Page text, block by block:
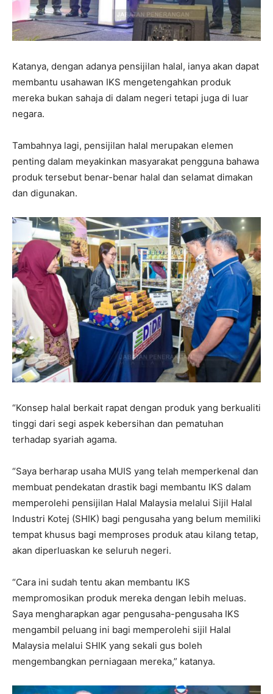
Katanya, dengan adanya pensijilan halal, ianya akan dapat
membantu usahawan IKS mengetengahkan produk
mereka bukan sahaja di dalam negeri tetapi juga di luar
negara.
Tambahnya lagi, pensijilan halal merupakan elemen
penting dalam meyakinkan masyarakat pengguna bahawa
produk tersebut benar-benar halal dan selamat dimakan
dan digunakan.
“Konsep halal berkait rapat dengan produk yang berkualiti
tinggi dari segi aspek kebersihan dan pematuhan
terhadap syariah agama.
“Saya berharap usaha MUIS yang telah memperkenal dan
membuat pendekatan drastik bagi membantu IKS dalam
memperolehi pensijilan Halal Malaysia melalui Sijil Halal
Industri Kotej (SHIK) bagi pengusaha yang belum memiliki
tempat khusus bagi memproses produk atau kilang tetap,
akan diperluaskan ke seluruh negeri.
“Cara ini sudah tentu akan membantu IKS
mempromosikan produk mereka dengan lebih meluas.
Saya mengharapkan agar pengusaha-pengusaha IKS
mengambil peluang ini bagi memperolehi sijil Halal
Malaysia melalui SHIK yang sekali gus boleh
mengembangkan perniagaan mereka,” katanya.